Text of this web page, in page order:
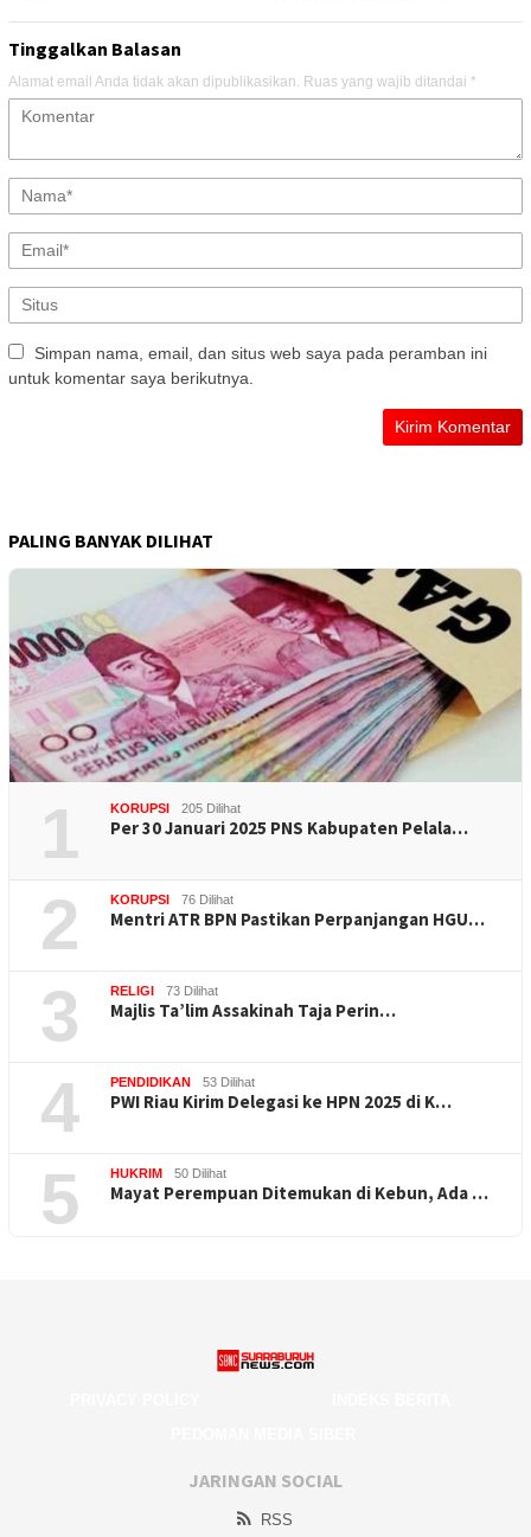
Tinggalkan Balasan
Alamat email Anda tidak akan dipublikasikan. Ruas yang wajib ditandai *
Simpan nama, email, dan situs web saya pada peramban ini
untuk komentar saya berikutnya.
PALING BANYAK DILIHAT
1 KORUPSI 205 Dilihat
Per 30 Januari 2025 PNS Kabupaten Pelala…
2 KORUPSI 76 Dilihat
Mentri ATR BPN Pastikan Perpanjangan HGU…
3 RELIGI 73 Dilihat
Majlis Ta’lim Assakinah Taja Perin…
4 PENDIDIKAN 53 Dilihat
PWI Riau Kirim Delegasi ke HPN 2025 di K…
5 HUKRIM 50 Dilihat
Mayat Perempuan Ditemukan di Kebun, Ada …
JARINGAN SOCIAL
RSS